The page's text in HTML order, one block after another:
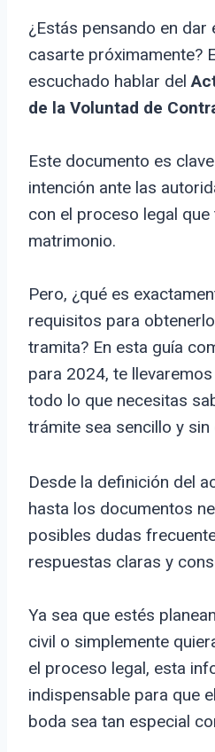
¿Estás pensando en dar
casarte próximamente?
escuchado hablar del
de la Voluntad de
Este documento es
intención ante las
con el proceso legal
matrimonio.
Pero, ¿qué es
requisitos para
tramita? En esta guía
para 2024, te
todo lo que necesitas
trámite sea sencillo y
Desde la definición del
hasta los documentos
posibles dudas
respuestas claras y
Ya sea que estés
civil o simplemente
el proceso legal, esta
indispensable para que
boda sea tan especial